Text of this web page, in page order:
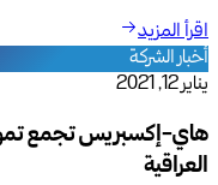
اقرأ المزيد
أخبار الشركة
يناير 12, 2021
هاي-إكسبريس تجمع
العراقية